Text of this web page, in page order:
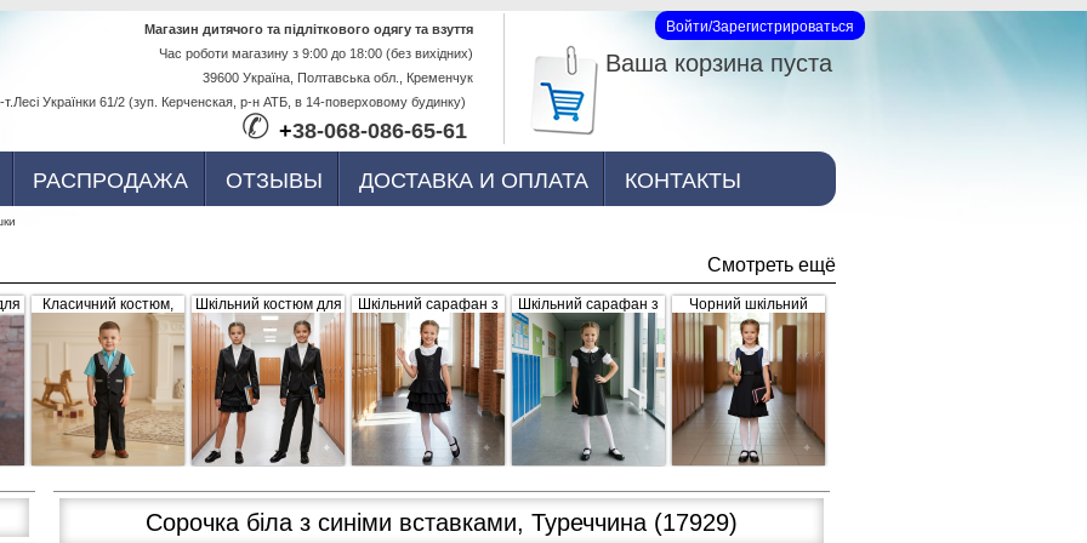
Перейти к
основному
содержанию
РАСПРОДАЖА ОТЗЫВЫ ДОСТАВКА И ОПЛАТА КОНТАКТЫ
Вход на сайт
Войти/Зарегистрироваться
Ваша корзина пуста
Магазин дитячого та підліткового одягу та взуття
Час роботи магазину з 9:00 до 18:00 (без вихідних)
39600 Україна, Полтавська обл., Кременчук
т.Лесі Українки 61/2 (зуп. Керченская, р-н АТБ, в 14-поверховому будинку)
✆ +38-068-086-65-61
Смотреть ещё
Класичний костюм,
чорний з сіро-білими
вставками (жилетка +
штани)
Шкільний костюм для
дівчинки, трійка
Шкільний сарафан з
рюшами, чорний
Шкільний сарафан з
брошкою, чорний
Чорний шкільний
сарафан для дівчинки
з рюшками внизу та
завищеним поясом
(арт.398)
Сорочка біла з синіми вставками, Туреччина (17929)